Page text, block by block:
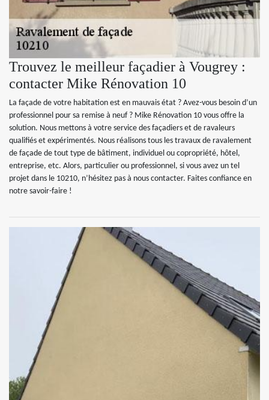
Trouvez le meilleur façadier à Vougrey :
contacter Mike Rénovation 10
La façade de votre habitation est en mauvais état ? Avez-vous besoin d’un
professionnel pour sa remise à neuf ? Mike Rénovation 10 vous offre la
solution. Nous mettons à votre service des façadiers et de ravaleurs
qualifiés et expérimentés. Nous réalisons tous les travaux de ravalement
de façade de tout type de bâtiment, individuel ou copropriété, hôtel,
entreprise, etc. Alors, particulier ou professionnel, si vous avez un tel
projet dans le 10210, n’hésitez pas à nous contacter. Faites confiance en
notre savoir-faire !